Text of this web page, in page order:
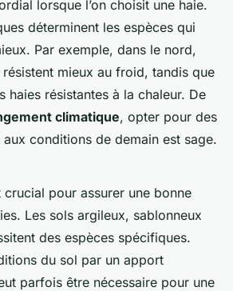
lorsque l’on choisit une haie.
déterminent les espèces qui
Par exemple, dans le nord,
mieux au froid, tandis que
haies résistantes à la chaleur. De
climatique, opter pour des
conditions de demain est sage.
crucial pour assurer une bonne
Les sols argileux, sablonneux
des espèces spécifiques.
du sol par un apport
parfois être nécessaire pour une